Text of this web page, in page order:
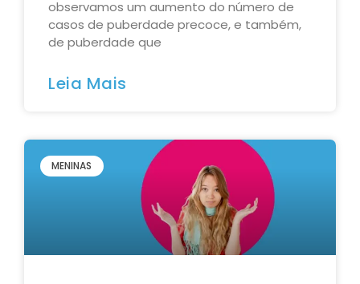
observamos um aumento do número de
casos de puberdade precoce, e também,
de puberdade que
Leia Mais
MENINAS